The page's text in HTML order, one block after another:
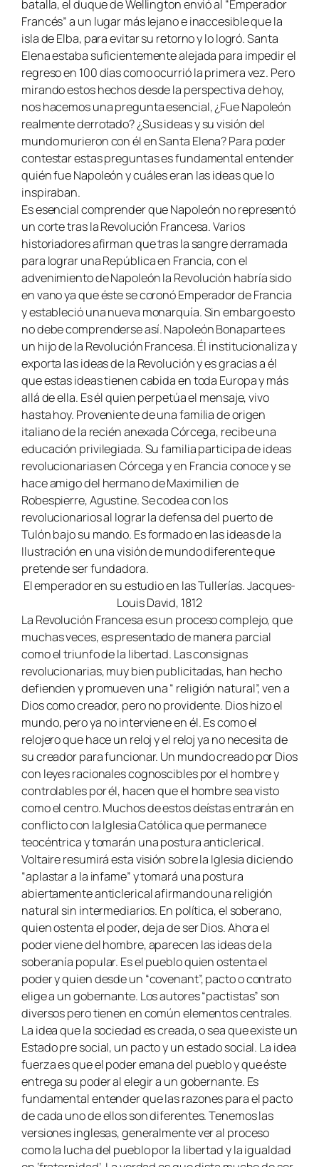
batalla, el duque de Wellington envió al “Emperador
Francés” a un lugar más lejano e inaccesible que la
isla de Elba, para evitar su retorno y lo logró. Santa
Elena estaba suficientemente alejada para impedir el
regreso en 100 días como ocurrió la primera vez. Pero
mirando estos hechos desde la perspectiva de hoy,
nos hacemos una pregunta esencial, ¿Fue Napoleón
realmente derrotado? ¿Sus ideas y su visión del
mundo murieron con él en Santa Elena? Para poder
contestar estas preguntas es fundamental entender
quién fue Napoleón y cuáles eran las ideas que lo
inspiraban.
Es esencial comprender que Napoleón no representó
un corte tras la Revolución Francesa. Varios
historiadores afirman que tras la sangre derramada
para lograr una República en Francia, con el
advenimiento de Napoleón la Revolución habría sido
en vano ya que éste se coronó Emperador de Francia
y estableció una nueva monarquía. Sin embargo esto
no debe comprenderse así. Napoleón Bonaparte es
un hijo de la Revolución Francesa. Él institucionaliza y
exporta las ideas de la Revolución y es gracias a él
que estas ideas tienen cabida en toda Europa y más
allá de ella. Es él quien perpetúa el mensaje, vivo
hasta hoy. Proveniente de una familia de origen
italiano de la recién anexada Córcega, recibe una
educación privilegiada. Su familia participa de ideas
revolucionarias en Córcega y en Francia conoce y se
hace amigo del hermano de Maximilien de
Robespierre, Agustine. Se codea con los
revolucionarios al lograr la defensa del puerto de
Tulón bajo su mando. Es formado en las ideas de la
Ilustración en una visión de mundo diferente que
pretende ser fundadora.
El emperador en su estudio en las Tullerías. Jacques-
LouisDavid, 1812
La Revolución Francesa es un proceso complejo, que
muchas veces, es presentado de manera parcial
como el triunfo de la libertad. Las consignas
revolucionarias, muy bien publicitadas, han hecho
defienden y promueven una “ religión natural”, ven a
Dios como creador, pero no providente. Dios hizo el
mundo, pero ya no interviene en él. Es como el
relojero que hace un reloj y el reloj ya no necesita de
su creador para funcionar. Un mundo creado por Dios
con leyes racionales cognoscibles por el hombre y
controlables por él, hacen que el hombre sea visto
como el centro. Muchos de estos deístas entrarán en
conflicto con la Iglesia Católica que permanece
teocéntrica y tomarán una postura anticlerical.
Voltaire resumirá esta visión sobre la Iglesia diciendo
“aplastar a la infame” y tomará una postura
abiertamente anticlerical afirmando una religión
natural sin intermediarios. En política, el soberano,
quien ostenta el poder, deja de ser Dios. Ahora el
poder viene del hombre, aparecen las ideas de la
soberanía popular. Es el pueblo quien ostenta el
poder y quien desde un “covenant”, pacto o contrato
elige a un gobernante. Los autores “pactistas” son
diversos pero tienen en común elementos centrales.
La idea que la sociedad es creada, o sea que existe un
Estado pre social, un pacto y un estado social. La idea
fuerza es que el poder emana del pueblo y que éste
entrega su poder al elegir a un gobernante. Es
fundamental entender que las razones para el pacto
de cada uno de ellos son diferentes. Tenemos las
versiones inglesas, generalmente ver al proceso
como la lucha del pueblo por la libertad y la igualdad